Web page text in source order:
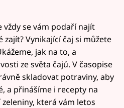
vždy se vám podaří najít
Vynikající čaj si můžete
jak na to, a
ze světa čajů. V časopise
skladovat potraviny, aby
a přinášíme i recepty na
která vám letos